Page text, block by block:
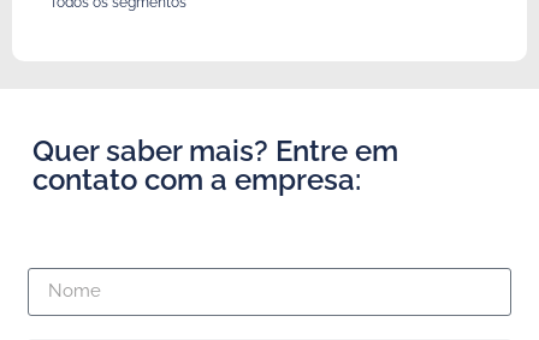
Quer saber mais? Entre em
contato com a empresa: